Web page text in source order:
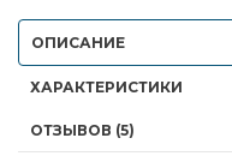
ОПИСАНИЕ
ХАРАКТЕРИСТИКИ
ОТЗЫВОВ (5)